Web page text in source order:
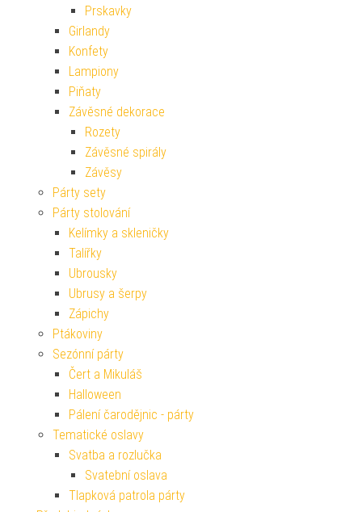
Prskavky
Girlandy
Konfety
Lampiony
Piňaty
Závěsné dekorace
Rozety
Závěsné spirály
Závěsy
Párty sety
Párty stolování
Kelímky a skleničky
Talířky
Ubrousky
Ubrusy a šerpy
Zápichy
Ptákoviny
Sezónní párty
Čert a Mikuláš
Halloween
Pálení čarodějnic - párty
Tematické oslavy
Svatba a rozlučka
Svatební oslava
Tlapková patrola párty